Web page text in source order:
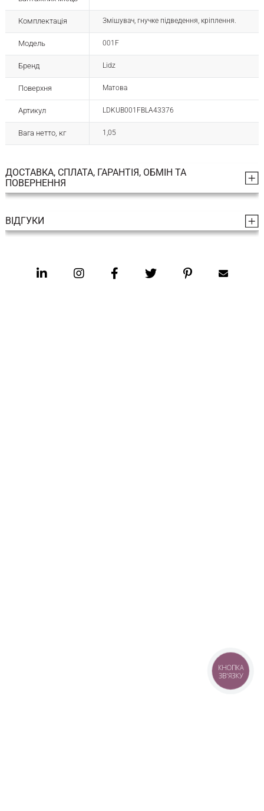
Комплектація Змішувач, гнучке підведення, кріплення.
Модель 001F
Бренд Lidz
Поверхня Матова
Артикул LDKUB001FBLA43376
Вага нетто, кг 1,05
ДОСТАВКА, СПЛАТА, ГАРАНТІЯ, ОБМІН ТА
ПОВЕРНЕННЯ
ВІДГУКИ
КНОПКА
ЗВ'ЯЗКУ